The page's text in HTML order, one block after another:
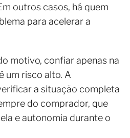
outros casos, há quem
para acelerar a
motivo, confiar apenas na
um risco alto. A
a situação completa
do comprador, que
e autonomia durante o